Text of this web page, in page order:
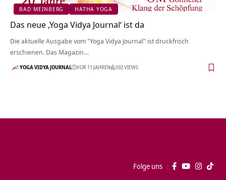
BAD MEINBERG HATHA YOGA
Das neue ‚Yoga Vidya Journal‘ ist da
Die aktuelle Ausgabe vom "Yoga Vidya Journal" ist druckfrisch
erschienen. Das Magazin…
YOGA VIDYA JOURNAL VOR 11 JAHREN 592 VIEWS
Folge uns